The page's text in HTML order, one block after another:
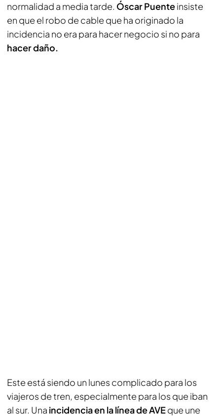
normalidad a media tarde. Óscar Puenteinsiste
en que el robo de cable que ha originado la
incidencia no era para hacer negocio si no para
hacer daño.
Este está siendo un lunes complicado para los
viajeros de tren, especialmente para los que iban
al sur. Una incidencia en la línea de AVEque une